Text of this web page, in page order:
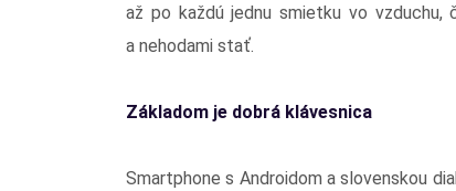
až po každú jednu smietku vo
a nehodami stať.
Základom je dobrá klávesnica
Smartphone s Androidom a slovenskou